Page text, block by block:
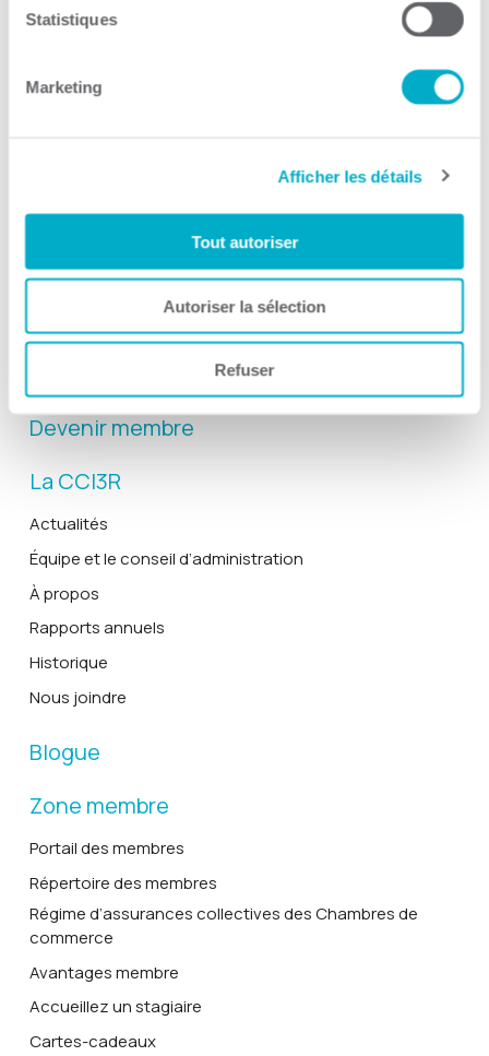
Statistiques
Marketing
Afficher les détails
Tout autoriser
Autoriser la sélection
Refuser
Suivez-nous
Gala Radisson
Solutions RH
Devenir membre
La CCI3R
Actualités
Équipe et le conseil d’administration
À propos
Rapports annuels
Historique
Nous joindre
Blogue
Zone membre
Portail des membres
Répertoire des membres
Régime d’assurances collectives des Chambres de
commerce
Avantages membre
Accueillez un stagiaire
Cartes-cadeaux